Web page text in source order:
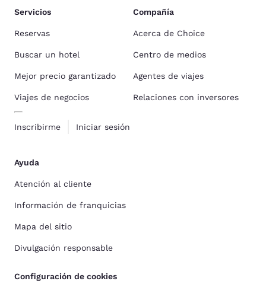
Servicios
Reservas
Buscar un hotel
Mejor precio garantizado
Viajes de negocios
Inscribirme Iniciar sesión
Compañía
Acerca de Choice
Centro de medios
Agentes de viajes
Relaciones con inversores
Ayuda
Atención al cliente
Información de franquicias
Mapa del sitio
Divulgación responsable
Configuración de cookies